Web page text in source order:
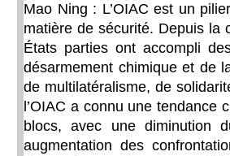
Mao Ning : L’OIAC est un
matière de sécurité. Depuis la
États parties ont accompli
désarmement chimique et de
de multilatéralisme, de
l’OIAC a connu une
blocs, avec une diminution
augmentation des